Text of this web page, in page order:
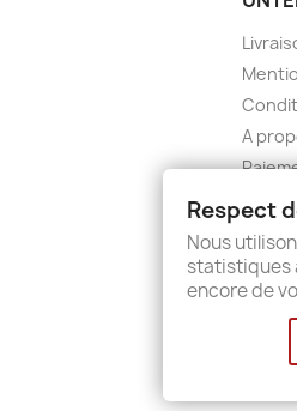
A
Kontakt
Sitemap
Shops
Respect
Nous
statistiques
encore de